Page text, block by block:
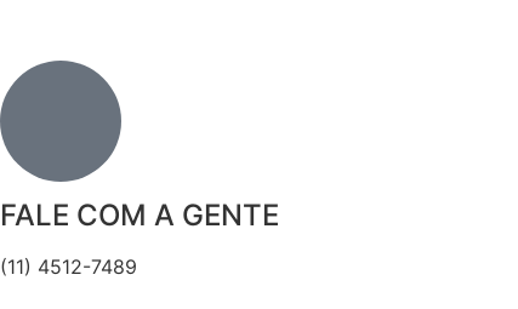
FALE COM A GENTE
(11) 4512-7489